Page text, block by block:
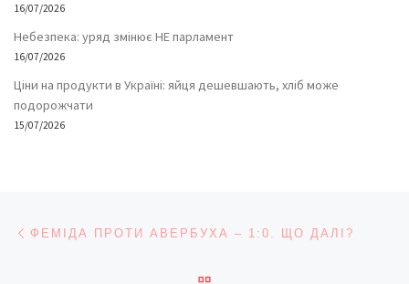
16/07/2026
Небезпека: уряд змінює НЕ парламент
16/07/2026
Ціни на продукти в Україні: яйця дешевшають, хліб може
подорожчати
15/07/2026
Навігація записів
ФЕМІДА ПРОТИ АВЕРБУХА – 1:0. ЩО ДАЛІ?